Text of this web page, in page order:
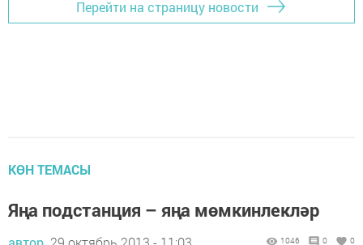
Перейти на страницу новости
КӨН ТЕМАСЫ
Яңа подстанция – яңа мөмкинлекләр
1046 0 0